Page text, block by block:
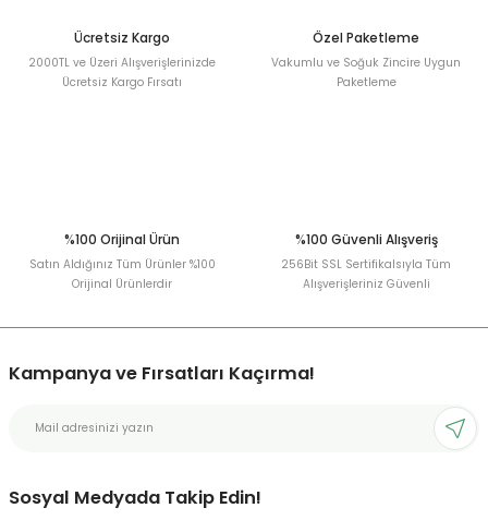
Ücretsiz Kargo
2000TL ve Üzeri Alışverişlerinizde
Ücretsiz Kargo Fırsatı
Özel Paketleme
Vakumlu ve Soğuk Zincire Uygun
Paketleme
%100 Orijinal Ürün
Satın Aldığınız Tüm Ürünler %100
Orijinal Ürünlerdir
%100 Güvenli Alışveriş
256Bit SSL Sertifikalsıyla Tüm
Alışverişleriniz Güvenli
Kampanya ve Fırsatları Kaçırma!
Sosyal Medyada Takip Edin!